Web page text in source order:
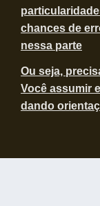
chances de
nessa parte
Ou seja,
Você assumir
dando